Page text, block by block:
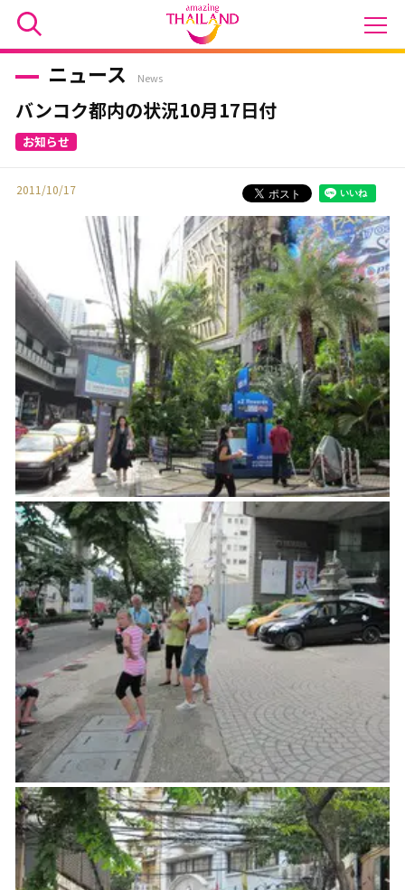
ニュース News
バンコク都内の状況10月17日付
2011/10/17